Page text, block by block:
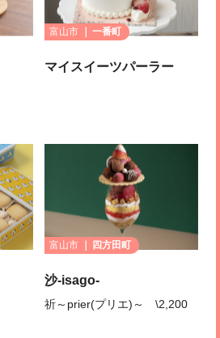
富山市 一番町
マイスイーツパーラー
富山市 四方田町
沙-isago-
祈～prier(プリエ)～ \2,200